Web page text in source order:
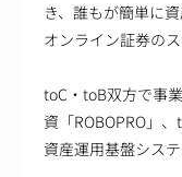
き、誰もが簡単に
オンライン証券の
toC・toB双方で事
資「ROBOPRO」
資産運用基盤シス